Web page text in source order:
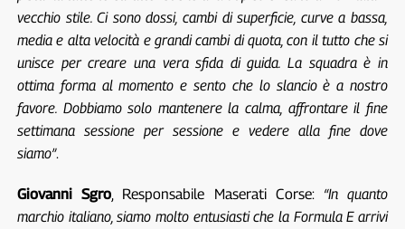
vecchio stile. Ci sono dossi, cambi di superficie, curve a bassa,
media e alta velocità e grandi cambi di quota, con il tutto che si
unisce per creare una vera sfida di guida. La squadra è in
ottima forma al momento e sento che lo slancio è a nostro
favore. Dobbiamo solo mantenere la calma, affrontare il fine
settimana sessione per sessione e vedere alla fine dove
siamo”.
Giovanni Sgro, Responsabile Maserati Corse: “In quanto
marchio italiano, siamo molto entusiasti che la Formula E arrivi